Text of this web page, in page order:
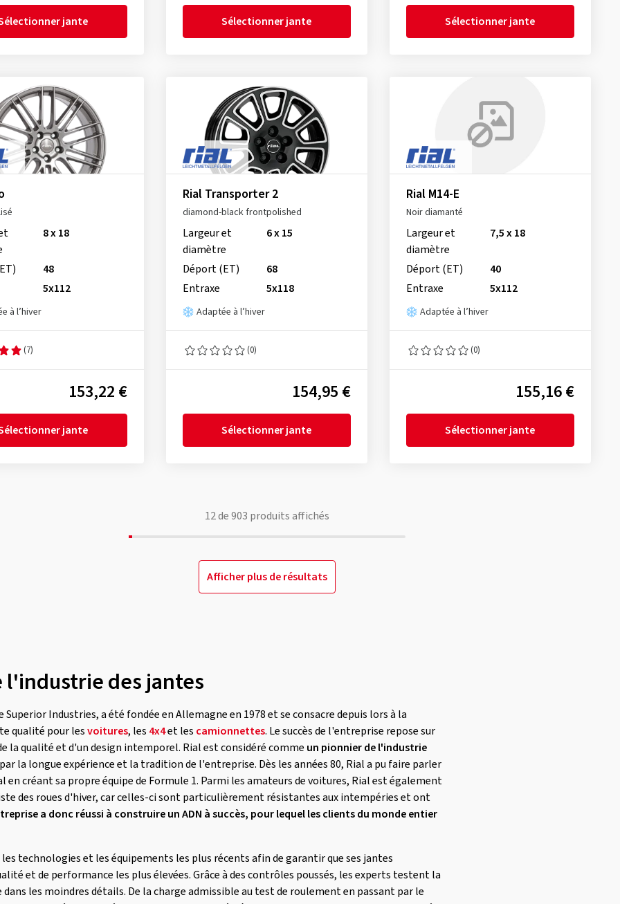
jante Sélectionner jante Sélectionner jante
8 x 18
48
5x112
à l’hiver
(7)
153,22 €
jante
Rial Transporter 2
diamond-black frontpolished
Largeur et
diamètre
6 x 15
Déport (ET)
68
Entraxe
5x118
Adaptée à l’hiver
(0)
154,95 €
Sélectionner jante
Rial M14-E
Noir diamanté
Largeur et
diamètre
7,5 x 18
Déport (ET)
40
Entraxe
5x112
Adaptée à l’hiver
(0)
155,16 €
Sélectionner jante
12de903 produits affichés
Afficher plus de résultats
l'industrie des jantes
Industries, a été fondée en Allemagne en 1978 et se consacre depuis lors à la
qualité pour lesvoitures, les 4x4et les camionnettes. Le succès de l'entreprise repose sur
la qualité et d'un design intemporel. Rial est considéré comme un pionnier de l'industrie
la longue expérience et la tradition de l'entreprise. Dès les années 80, Rial a pu faire parler
créant sa propre équipe de Formule 1. Parmi les amateurs de voitures, Rial est également
des roues d'hiver, car celles-ci sont particulièrement résistantes aux intempéries et ont
a donc réussi à construire un ADN à succès, pour lequel les clients du monde entier
les technologies et les équipements les plus récents afin de garantir que ses jantes
et de performance les plus élevées. Grâce à des contrôles poussés, les experts testent la
dans les moindres détails. De la charge admissible au test de roulement en passant par le